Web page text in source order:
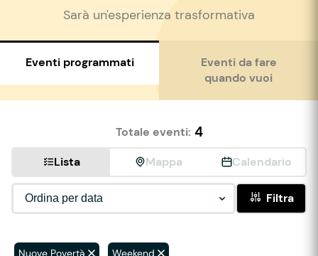
Sarà un'esperienza trasformativa
Eventi programmati
Eventi da fare
quando vuoi
Totale eventi: 4
Lista Mappa Calendario
Filtra
Nuove Povertà Weekend